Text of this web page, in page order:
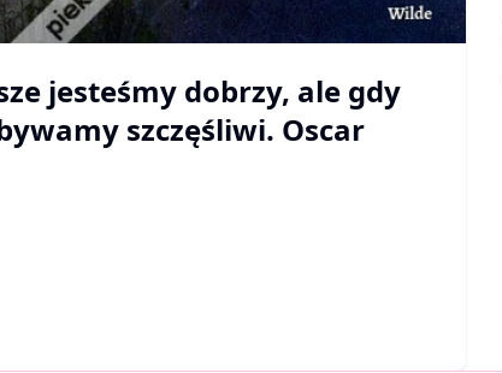
jesteśmy dobrzy, ale gdy
szczęśliwi. Oscar